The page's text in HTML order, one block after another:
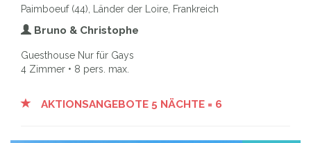
Paimboeuf (44), Länder der Loire, Frankreich
Bruno & Christophe
Guesthouse Nur für Gays
4 Zimmer • 8 pers. max.
AKTIONSANGEBOTE 5 NÄCHTE = 6